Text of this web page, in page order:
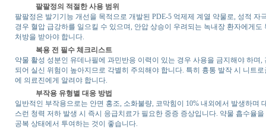
팔팔정의 적절한 사용 범위
팔팔정은 발기기능 개선을 목적으로 개발된 PDE-5 억제제 계열 약물로, 성적
경우 혈압 급강하를 일으킬 수 있으며, 안압 상승이 우려되는 녹내장 환자에게
처방을 받아야 합니다.
복용 전 필수 체크리스트
약물 활성 성분인 유데나필에 과민반응 이력이 있는 경우 사용을 금지해야 하
되어 실신 위험이 높아지므로 각별히 주의해야 합니다. 특히 흉통 발작 시 니트
에 의료진에게 알려야 합니다.
부작용 유형별 대응 방법
일반적인 부작용으로는 안면 홍조, 소화불량, 코막힘이 10% 내외에서 발생하
스런 청력 저하 발생 시 즉시 응급치료가 필요한 중증 증상입니다. 약물 흡수율
공복 상태에서 투여하는 것이 좋습니다.